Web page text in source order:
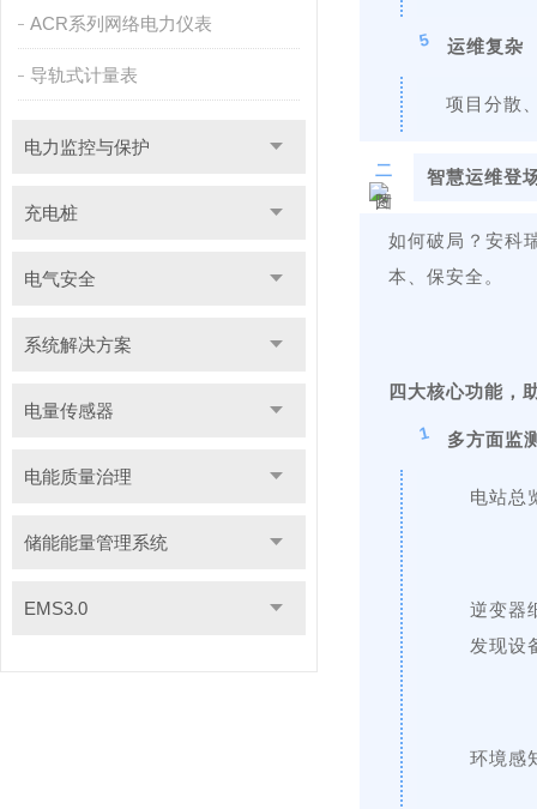
ACR系列网络电力仪表
导轨式计量表
电力监控与保护
充电桩
电气安全
系统解决方案
电量传感器
电能质量治理
储能能量管理系统
EMS3.0
5 运维复杂
项目分散
二 智慧运维登
如何破局？安科
本、保安全。
四大核心功能，
1 多方面监
电站总
逆变器
发现设
环境感